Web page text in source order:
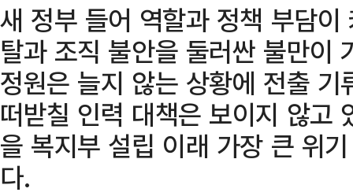
새 정부 들어 역할과 정책 부담
탈과 조직 불안을 둘러싼 불만이
정원은 늘지 않는 상황에 전출
떠받칠 인력 대책은 보이지 않고
을 복지부 설립 이래 가장 큰 위
다.